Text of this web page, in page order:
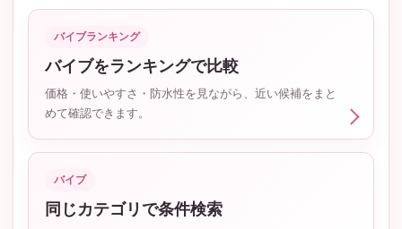
バイブランキング
バイブをランキングで比較
価格・使いやすさ・防水性を見ながら、近い候補をまと
めて確認できます。
バイブ
同じカテゴリで条件検索